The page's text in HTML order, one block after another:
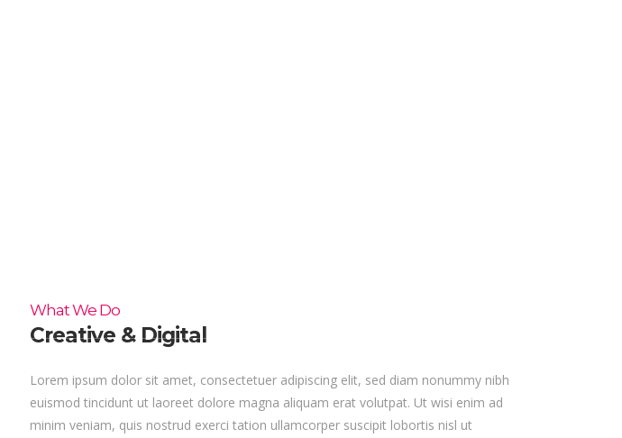
What We Do
Creative & Digital
Lorem ipsum dolor sit amet, consectetuer adipiscing elit, sed diam nonummy nibh
euismod tincidunt ut laoreet dolore magna aliquam erat volutpat. Ut wisi enim ad
minim veniam, quis nostrud exerci tation ullamcorper suscipit lobortis nisl ut